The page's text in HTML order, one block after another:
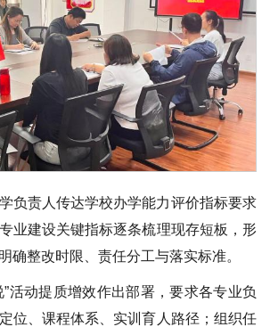
负责人传达学校办学能力评价指标要求
业建设关键指标逐条梳理现存短板，形
确整改时限、责任分工与落实标准。
”活动提质增效作出部署，要求各专业负
位、课程体系、实训育人路径；组织任